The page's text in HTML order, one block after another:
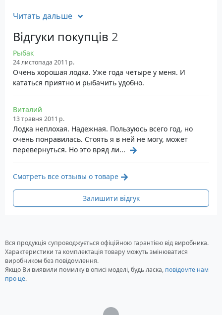
Тип днища: лайка
Гарантія: 12 місяців з моменту покупки
Колір: зелений, світло-сірий (на замовлення)
Характеристики
Довжина зовнішня: 250 см
Кількість герметичних відсіків усередині
балона: 2 шт.
Максимальна вантажопідйомність: 220 кг
Максимальна пасажиромісткість: 2 особи
Максимальна допустима потужність двигуна:
2 л.с.
Вага човна у комплекті: 17 кг
Розмір упаковки: 95x40x33 см
Стандартна комплектація човна
Scout S-250T
Зварний надувний балон із двома
Рейкова слоінь (3 шт)
Читать дальше
Відгуки покупців 2
Рыбак
24 листопада 2011 р.
Очень хорошая лодка. Уже года четыре у меня. И
кататься приятно и рыбачить удобно.
Виталий
13 травня 2011 р.
Лодка неплохая. Надежная. Пользуюсь всего год, но
очень понравилась. Стоять я в ней не могу, может
перевернуться. Но это вряд ли...
Смотреть все отзывы о товаре
Залишити відгук
Вся продукція супроводжується офіційною гарантією від виробника.
Характеристики та комплектація товару можуть змінюватися
виробником без повідомлення.
Якщо Ви виявили помилку в описі моделі, будь ласка, повідомте нам
про це.